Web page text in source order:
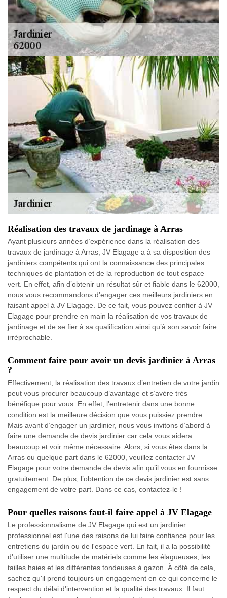
Réalisation des travaux de jardinage à Arras
Ayant plusieurs années d’expérience dans la réalisation des
travaux de jardinage à Arras, JV Elagage a à sa disposition des
jardiniers compétents qui ont la connaissance des principales
techniques de plantation et de la reproduction de tout espace
vert. En effet, afin d’obtenir un résultat sûr et fiable dans le 62000,
nous vous recommandons d’engager ces meilleurs jardiniers en
faisant appel à JV Elagage. De ce fait, vous pouvez confier à JV
Elagage pour prendre en main la réalisation de vos travaux de
jardinage et de se fier à sa qualification ainsi qu’à son savoir faire
irréprochable.
Comment faire pour avoir un devis jardinier à Arras
?
Effectivement, la réalisation des travaux d’entretien de votre jardin
peut vous procurer beaucoup d’avantage et s’avère très
bénéfique pour vous. En effet, l’entretenir dans une bonne
condition est la meilleure décision que vous puissiez prendre.
Mais avant d’engager un jardinier, nous vous invitons d’abord à
faire une demande de devis jardinier car cela vous aidera
beaucoup et voir même nécessaire. Alors, si vous êtes dans la
Arras ou quelque part dans le 62000, veuillez contacter JV
Elagage pour votre demande de devis afin qu’il vous en fournisse
gratuitement. De plus, l’obtention de ce devis jardinier est sans
engagement de votre part. Dans ce cas, contactez-le !
Pour quelles raisons faut-il faire appel à JV Elagage
Le professionnalisme de JV Elagage qui est un jardinier
professionnel est l'une des raisons de lui faire confiance pour les
entretiens du jardin ou de l'espace vert. En fait, il a la possibilité
d'utiliser une multitude de matériels comme les élagueuses, les
tailles haies et les différentes tondeuses à gazon. À côté de cela,
sachez qu'il prend toujours un engagement en ce qui concerne le
respect du délai d'intervention et la qualité des travaux. Il faut